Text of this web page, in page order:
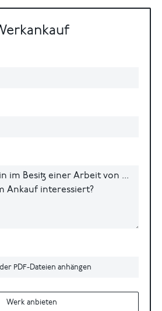
PDF-Dateien anhängen
Werk anbieten